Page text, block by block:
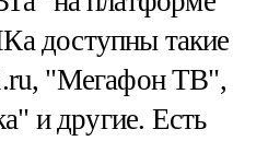
доступны такие
"Мегафон ТВ",
и другие. Есть